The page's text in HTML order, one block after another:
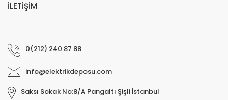
İLETİŞİM
0(212) 240 87 88
info@elektrikdeposu.com
Saksı Sokak No:8/A Pangaltı Şişli İstanbul